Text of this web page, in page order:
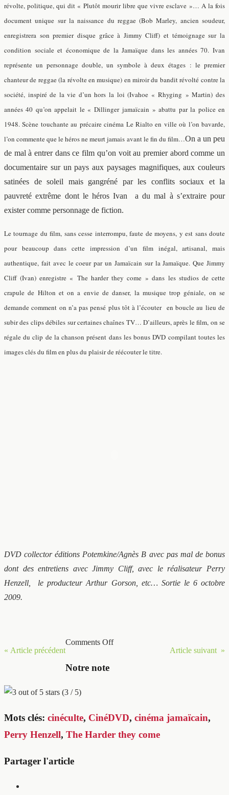
révolte, politique, qui dit « Plutôt mourir libre que vivre esclave »… A la fois
document unique sur la naissance du reggae (Bob Marley, ancien soudeur,
enregistrera son premier disque grâce à Jimmy Cliff) et témoignage sur la
condition sociale et économique de la Jamaïque dans les années 70. Ivan
représente un personnage double, un symbole à deux étages : le premier
chanteur de reggae (la révolte en musique) en miroir du bandit révolté contre la
société, inspiré de la vie d’un hors la loi (Ivahoe « Rhyging » Martin) des
années 40 qu’on appelait le « Dillinger jamaïcain » abattu par la police en
1948. Scène touchante au précaire cinéma Le Rialto en ville où l’on bavarde,
l’on commente que le héros ne meurt jamais avant le fin du film…On a un peu
de mal à entrer dans ce film qu’on voit au premier abord comme un
documentaire sur un pays aux paysages magnifiques, aux couleurs
satinées de soleil mais gangréné par les conflits sociaux et la
pauvreté extrême dont le héros Ivan a du mal à s’extraire pour
exister comme personnage de fiction.
Le tournage du film, sans cesse interrompu, faute de moyens, y est sans doute
pour beaucoup dans cette impression d’un film inégal, artisanal, mais
authentique, fait avec le coeur par un Jamaïcain sur la Jamaïque.Que Jimmy
Cliff (Ivan) enregistre « The harder they come » dans les studios de cette
crapule de Hilton et on a envie de danser, la musique trop géniale, on se
demande comment on n’a pas pensé plus tôt à l’écouter en boucle au lieu de
subir des clips débiles sur certaines chaînes TV… D’ailleurs, après le film, on se
régale du clip de la chanson présent dans les bonus DVD compilant toutes les
images clés du film en plus du plaisir de réécouter le titre.
DVD collector éditions Potemkine/Agnès B avec pas mal de bonus
dont des entretiens avec Jimmy Cliff, avec le réalisateur Perry
Henzell, le producteur Arthur Gorson, etc… Sortie le 6 octobre
2009.
« Article précédent Article suivant »
Comments Off
Notre note
(3 / 5)
Mots clés: cinéculte, CinéDVD, cinéma jamaïcain,
Perry Henzell, The Harder they come
Partager l'article